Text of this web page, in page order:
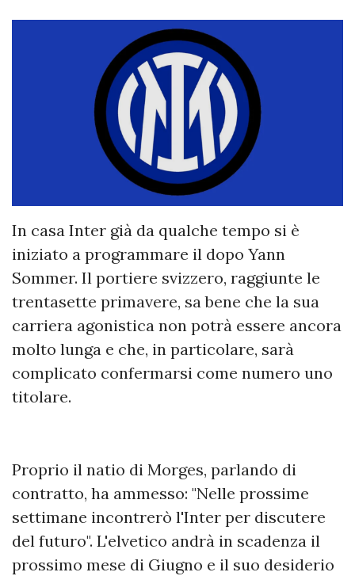
In casa Inter già da qualche tempo si è
iniziato a programmare il dopo Yann
Sommer. Il portiere svizzero, raggiunte le
trentasette primavere, sa bene che la sua
carriera agonistica non potrà essere ancora
molto lunga e che, in particolare, sarà
complicato confermarsi come numero uno
titolare.
Proprio il natio di Morges, parlando di
contratto, ha ammesso: "Nelle prossime
settimane incontrerò l'Inter per discutere
del futuro". L'elvetico andrà in scadenza il
prossimo mese di Giugno e il suo desiderio